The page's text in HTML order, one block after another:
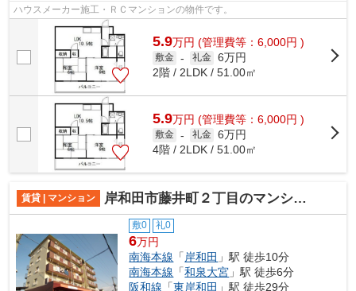
ハウスメーカー施工・ＲＣマンションの物件です。
5.9万円 (管理費等：6,000円 )
敷金 - 礼金 6万円
2階 / 2LDK / 51.00㎡
5.9万円 (管理費等：6,000円 )
敷金 - 礼金 6万円
4階 / 2LDK / 51.00㎡
賃貸 | マンション 岸和田市藤井町２丁目のマンション
敷0 礼0
6万円
南海本線 「岸和田 」駅 徒歩10分
南海本線 「和泉大宮 」駅 徒歩6分
阪和線 「東岸和田 」駅 徒歩29分